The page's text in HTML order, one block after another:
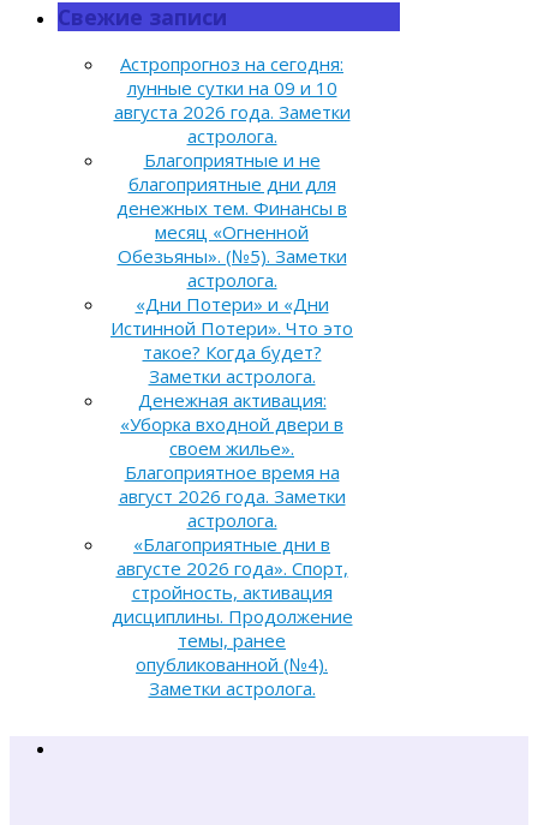
Свежие записи
Астропрогноз на сегодня:
лунные сутки на 09 и 10
августа 2026 года. Заметки
астролога.
Благоприятные и не
благоприятные дни для
денежных тем. Финансы в
месяц «Огненной
Обезьяны». (№5). Заметки
астролога.
«Дни Потери» и «Дни
Истинной Потери». Что это
такое? Когда будет?
Заметки астролога.
Денежная активация:
«Уборка входной двери в
своем жилье».
Благоприятное время на
август 2026 года. Заметки
астролога.
«Благоприятные дни в
августе 2026 года». Спорт,
стройность, активация
дисциплины. Продолжение
темы, ранее
опубликованной (№4).
Заметки астролога.